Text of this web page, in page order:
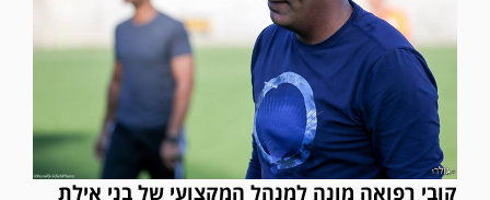
קובי רפואה מונה למנהל המקצועי של בני אילת